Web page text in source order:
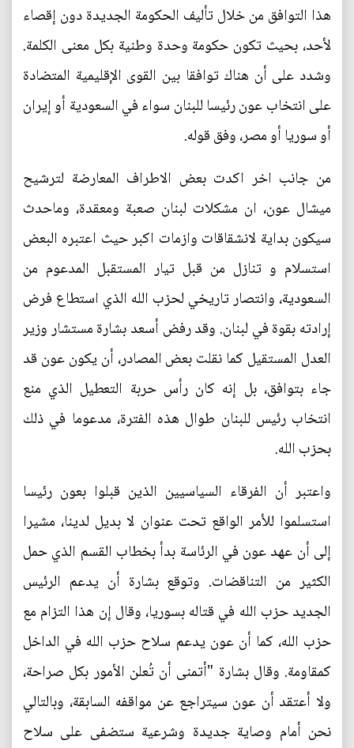
هذا التوافق من خلال تأليف الحكومة الجديدة دون إقصاء
لأحد، بحيث تكون حكومة وحدة وطنية بكل معنى الكلمة.
وشدد على أن هناك توافقا بين القوى الإقليمية المتضادة
على انتخاب عون رئيسا للبنان سواء في السعودية أو إيران
أو سوريا أو مصر، وفق قوله.
من جانب اخر اكدت بعض الاطراف المعارضة لترشيح
ميشال عون، ان مشكلات لبنان صعبة ومعقدة، وماحدث
سيكون بداية لانشقاقات وازمات اكبر حيث اعتبره البعض
استسلام و تنازل من قبل تيار المستقبل المدعوم من
السعودية، وانتصار تاريخي لحزب الله الذي استطاع فرض
إرادته بقوة في لبنان. وقد رفض أسعد بشارة مستشار وزير
العدل المستقيل كما نقلت بعض المصادر، أن يكون عون قد
جاء بتوافق، بل إنه كان رأس حربة التعطيل الذي منع
انتخاب رئيس للبنان طوال هذه الفترة، مدعوما في ذلك
بحزب الله.
واعتبر أن الفرقاء السياسيين الذين قبلوا بعون رئيسا
استسلموا للأمر الواقع تحت عنوان لا بديل لدينا، مشيرا
إلى أن عهد عون في الرئاسة بدأ بخطاب القسم الذي حمل
الكثير من التناقضات. وتوقع بشارة أن يدعم الرئيس
الجديد حزب الله في قتاله بسوريا، وقال إن هذا التزام مع
حزب الله، كما أن عون يدعم سلاح حزب الله في الداخل
كمقاومة. وقال بشارة "أتمنى أن تُعلن الأمور بكل صراحة،
ولا أعتقد أن عون سيتراجع عن مواقفه السابقة، وبالتالي
نحن أمام وصاية جديدة وشرعية ستضفى على سلاح